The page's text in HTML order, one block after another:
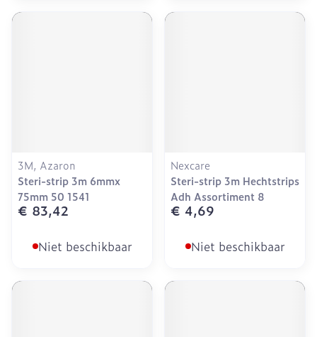
3M, Azaron
Steri-strip 3m 6mmx
75mm 50 1541
€ 83,42
Niet beschikbaar
Nexcare
Steri-strip 3m Hechtstrips
Adh Assortiment 8
€ 4,69
Niet beschikbaar